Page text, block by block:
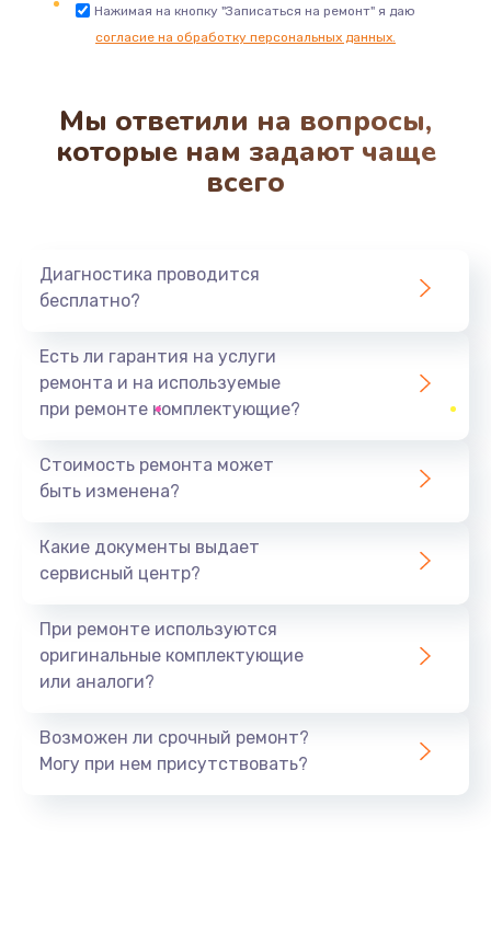
Замена трубок гидравлики
850 руб.
Ремонт клапана термоблока
800 руб.
1500 руб.
Замена прокладок
1250 руб.
Замена мультиклапана
1000 руб.
Ремонт помпы
2650 руб.
Нажимая на кнопку "Записаться на ремонт" я даю
согласие на обработку персональных данных.
Мы ответили на вопросы,
которые нам задают чаще
всего
Диагностика проводится
бесплатно?
Есть ли гарантия на услуги
ремонта и на используемые
при ремонте комплектующие?
Стоимость ремонта может
быть изменена?
Какие документы выдает
сервисный центр?
При ремонте используются
оригинальные комплектующие
или аналоги?
Возможен ли срочный ремонт?
Могу при нем присутствовать?